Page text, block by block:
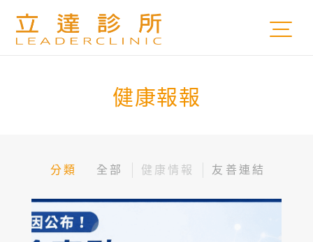
健康報報
分類 全部 健康情報 友善連結